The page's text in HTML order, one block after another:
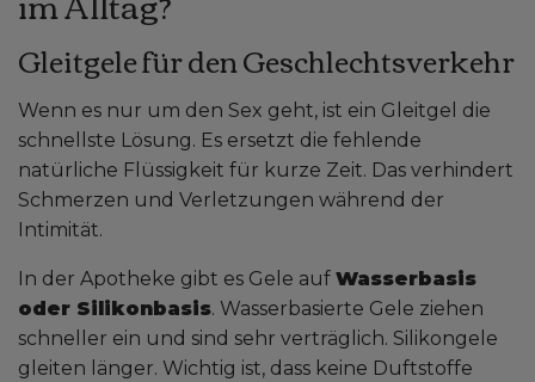
Gleitgele für den Geschlechtsverkehr
Wenn es nur um den Sex geht, ist ein Gleitgel die
schnellste Lösung. Es ersetzt die fehlende
natürliche Flüssigkeit für kurze Zeit. Das verhindert
Schmerzen und Verletzungen während der
Intimität.
In der Apotheke gibt es Gele auf Wasserbasis
oder Silikonbasis. Wasserbasierte Gele ziehen
schneller ein und sind sehr verträglich. Silikongele
gleiten länger. Wichtig ist, dass keine Duftstoffe